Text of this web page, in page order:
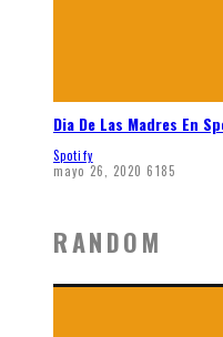
Dia De Las Madres En
Spotify
mayo 26, 2020 6185
RANDOM